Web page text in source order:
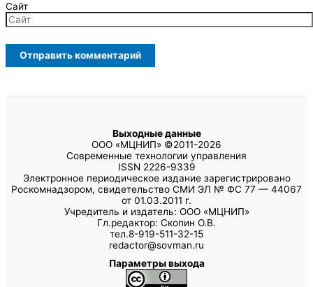
Сайт
Выходные данные
ООО «МЦНИП» ©2011-2026
Современные технологии управления
ISSN 2226-9339
Электронное периодическое издание зарегистрировано
Роскомнадзором, свидетельство СМИ ЭЛ № ФС 77 — 44067
от 01.03.2011 г.
Учредитель и издатель: ООО «МЦНИП»
Гл.редактор: Скопин О.В.
тел.8-919-511-32-15
redactor@sovman.ru
Параметры выхода